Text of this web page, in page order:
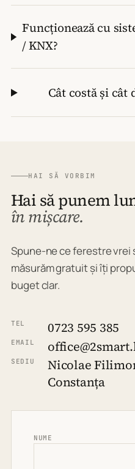
Funcționează cu
/ KNX?
Cât costă și cât
HAI SĂ VORBIM
Hai să punem
în mișcare.
Spune-ne ce ferestre vrei
măsurăm gratuit și îți
buget clar.
TEL 0723 595 385
EMAIL
SEDIU
Nicolae
Constanța
NUME